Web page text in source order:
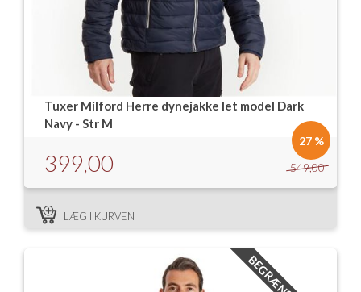
Tuxer Milford Herre dynejakke let model Dark
Navy - Str M
549,00
399,00
27 %
LÆG I KURVEN